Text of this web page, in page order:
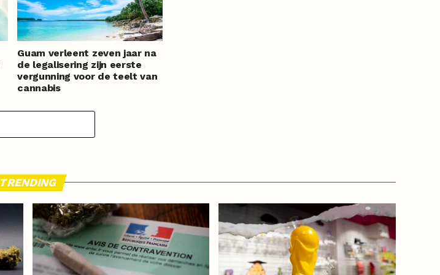
Guam verleent zeven jaar na
de legalisering zijn eerste
vergunning voor de teelt van
cannabis
TRENDING